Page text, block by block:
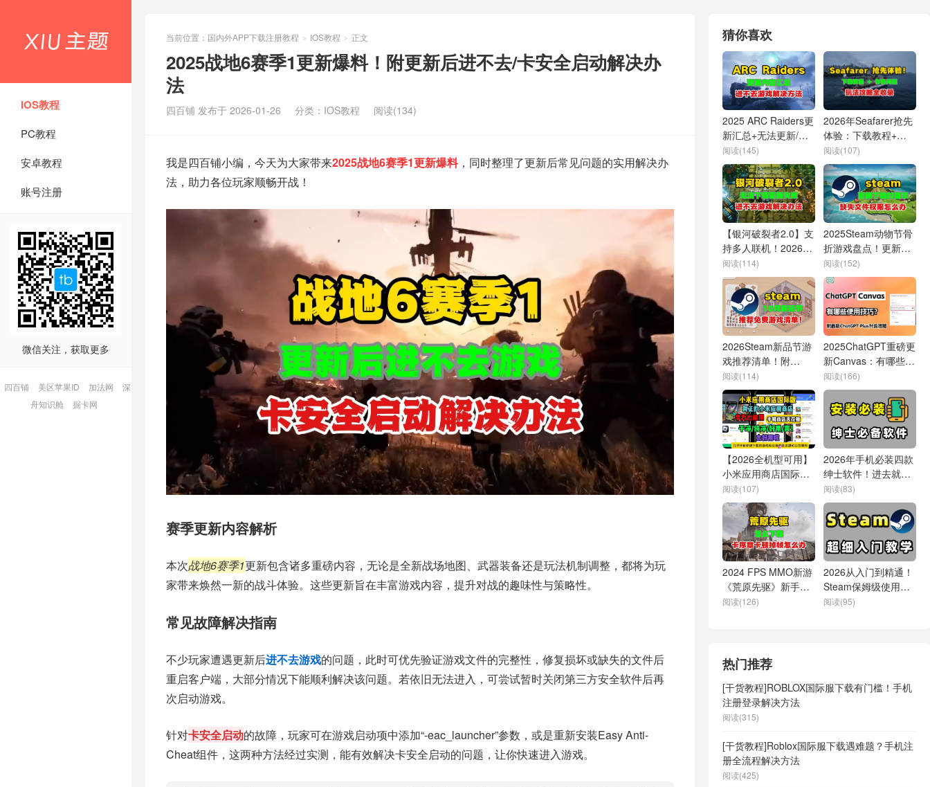
IOS教程
PC教程
安卓教程
账号注册
微信关注，获取更多
四百铺 美区苹果ID 加法网
深
舟知识舱
掘卡网
当前位置： 国内外APP下载注册教程 > IOS教程 > 正文
2025战地6赛季1更新爆料！附更新后进不去/卡安全启动解决办
法
四百铺 发布于 2026-01-26 分类： IOS教程 阅读(134)
我是四百铺小编，今天为大家带来2025战地6赛季1更新爆料，同时整理了更新后常见问题的实用解决办
法，助力各位玩家顺畅开战！
赛季更新内容解析
本次战地6赛季1更新包含诸多重磅内容，无论是全新战场地图、武器装备还是玩法机制调整，都将为玩
家带来焕然一新的战斗体验。这些更新旨在丰富游戏内容，提升对战的趣味性与策略性。
常见故障解决指南
不少玩家遭遇更新后进不去游戏的问题，此时可优先验证游戏文件的完整性，修复损坏或缺失的文件后
重启客户端，大部分情况下能顺利解决该问题。若依旧无法进入，可尝试暂时关闭第三方安全软件后再
次启动游戏。
针对卡安全启动的故障，玩家可在游戏启动项中添加“-eac_launcher”参数，或是重新安装Easy Anti-
Cheat组件，这两种方法经过实测，能有效解决卡安全启动的问题，让你快速进入游戏。
猜你喜欢
2025 ARC Raiders更
新汇总+无法更新/进
不去解决方法
阅读(145)
2026年Seafarer抢先
体验：下载教程+存
档故障解决+玩法攻
略全收录
阅读(107)
【银河破裂者2.0】支
持多人联机！2026无
法下载/更新失败/进
不去游戏/无法联机解
决办法
阅读(114)
2025Steam动物节骨
折游戏盘点！更新下
载缺文件权限解决办
法
阅读(152)
2026Steam新品节游
戏推荐清单！附
Steam网络问题解决
方案
阅读(114)
2025ChatGPT重磅更
新Canvas：有哪些使
用技巧？与Claude
Artifacts对比如何？
一探究竟！
阅读(166)
【2026全机型可用】
小米应用商店国际版
APP，应用商店推荐
小米应用商店国际版
下载
阅读(107)
2026年手机必装四款
绅士软件！进去就舍
不得退出！
阅读(83)
2024 FPS MMO新游
《荒原先驱》新手入
门指南：下载/登录/
阅读(126)
2026从入门到精通！
Steam保姆级使用教
程！白嫖游戏、加速
阅读(95)
热门推荐
[干货教程]ROBLOX国际服下载有门槛！手机
注册登录解决方法
阅读(315)
[干货教程]Roblox国际服下载遇难题？手机注
册全流程解决方法
阅读(425)